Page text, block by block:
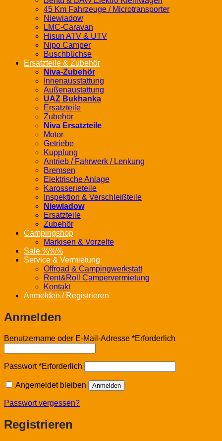
45 Km Fahrzeuge / Microtransporter
Niewiadow
LMC-Caravan
Hisun ATV & UTV
Nipo Camper
Buschbüchse
Ersatzteile & Zubehör
Niva-Zubehör
Innenausstattung
Außenaustattung
UAZ Bukhanka
Ersatzteile
Zubehör
Niva Ersatzteile
Motor
Getriebe
Kupplung
Antrieb / Fahrwerk / Lenkung
Bremsen
Elektrische Anlage
Karosserieteile
Inspektion & Verschleißteile
Niewiadow
Ersatzteile
Zubehör
Campingshop
Markisen & Vorzelte
Sale %%%
Service & Vermietung
Offroad & Campingwerkstatt
Rent&Roll Campervermietung
Kontakt
Anmelden / Registrieren
Anmelden
Benutzername oder E-Mail-Adresse *Erforderlich
Passwort*Erforderlich
Angemeldet bleiben Anmelden
Passwort vergessen?
Registrieren